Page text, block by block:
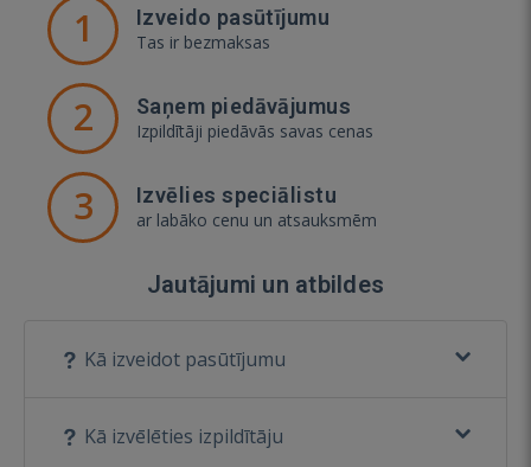
1 Izveido pasūtījumu
Tas ir bezmaksas
2 Saņem piedāvājumus
Izpildītāji piedāvās savas cenas
3 Izvēlies speciālistu
ar labāko cenu un atsauksmēm
Jautājumi un atbildes
Kā izveidot pasūtījumu
Kā izvēlēties izpildītāju